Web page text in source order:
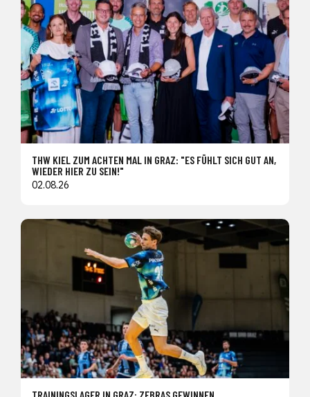
THW KIEL ZUM ACHTEN MAL IN GRAZ: "ES FÜHLT SICH GUT AN,
WIEDER HIER ZU SEIN!"
02.08.26